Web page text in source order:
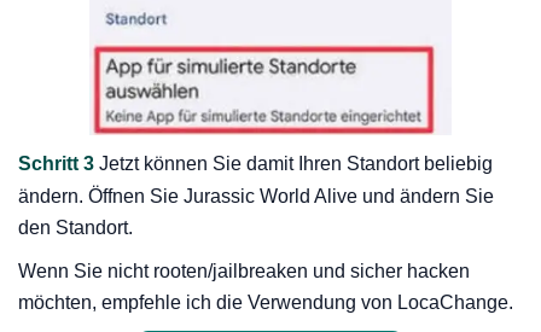
Schritt 3 Jetzt können Sie damit Ihren Standort beliebig
ändern. Öffnen Sie Jurassic World Alive und ändern Sie
den Standort.
Wenn Sie nicht rooten/jailbreaken und sicher hacken
möchten, empfehle ich die Verwendung von LocaChange.